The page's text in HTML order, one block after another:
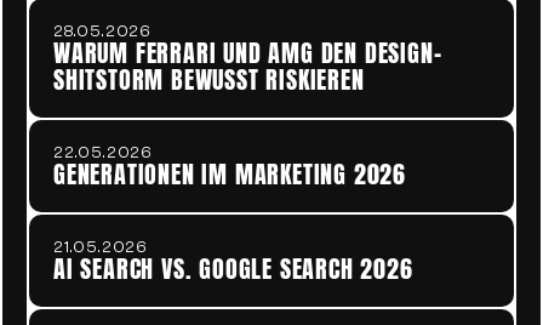
28.05.2026
WARUM FERRARI UND AMG DEN DESIGN-
SHITSTORM BEWUSST RISKIEREN
22.05.2026
GENERATIONEN IM MARKETING 2026
21.05.2026
AI SEARCH VS. GOOGLE SEARCH 2026